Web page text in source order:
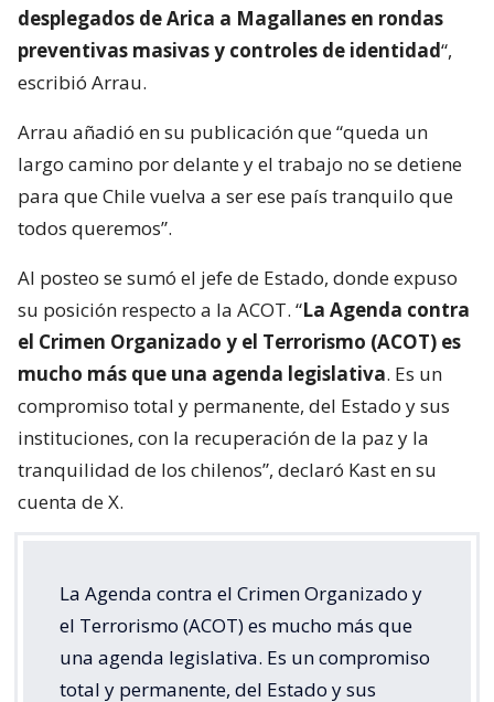
Seguridad de Carabineros y el prefecto Pablo Garay
de la PDI, encabezamos la formación de
funcionarios de Carabineros de Chile y de la Policía
operativo nacional: más de 5.000 policías
desplegados de Arica a Magallanes en rondas
preventivas masivas y controles de identidad“,
escribió Arrau.
Arrau añadió en su publicación que “queda un
largo camino por delante y el trabajo no se detiene
para que Chile vuelva a ser ese país tranquilo que
todos queremos”.
Al posteo se sumó el jefe de Estado, donde expuso
su posición respecto a la ACOT. “La Agenda contra
el Crimen Organizado y el Terrorismo (ACOT) es
instituciones, con la recuperación de la paz y la
tranquilidad de los chilenos”, declaró Kast en su
cuenta de X.